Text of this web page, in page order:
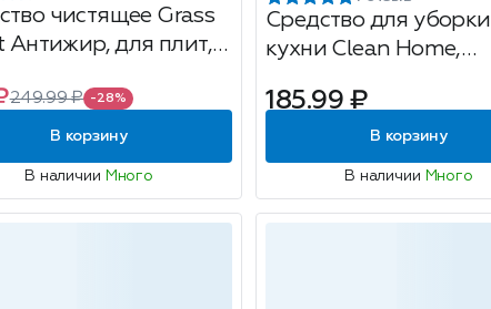
чистящее Grass
Антижир, для плит,
249.99 ₽ -28%
В корзину
В наличии Много
Средство для уборки
кухни Clean Home,
185.99 ₽
В корзину
В наличии Много